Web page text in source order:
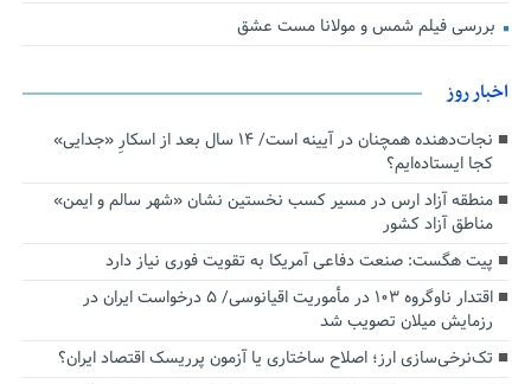
بررسی فیلم شمس و مولانا مست عشق
اخبار روز
نجات‌دهنده‌ همچنان در آیینه است/ ۱۴ سال بعد از اسکارِ «جدایی»
کجا ایستاده‌ایم؟
منطقه آزاد ارس در مسیر کسب نخستین نشان «شهر سالم و ایمن»
مناطق آزاد کشور
پیت هگست: صنعت دفاعی آمریکا به تقویت فوری نیاز دارد
اقتدار ناوگروه ۱۰۳ در مأموریت‌ اقیانوسی/ ۵ درخواست ایران در
رزمایش میلان تصویب شد
تک‌نرخی‌سازی ارز؛ اصلاح ساختاری یا آزمون پرریسک اقتصاد ایران؟